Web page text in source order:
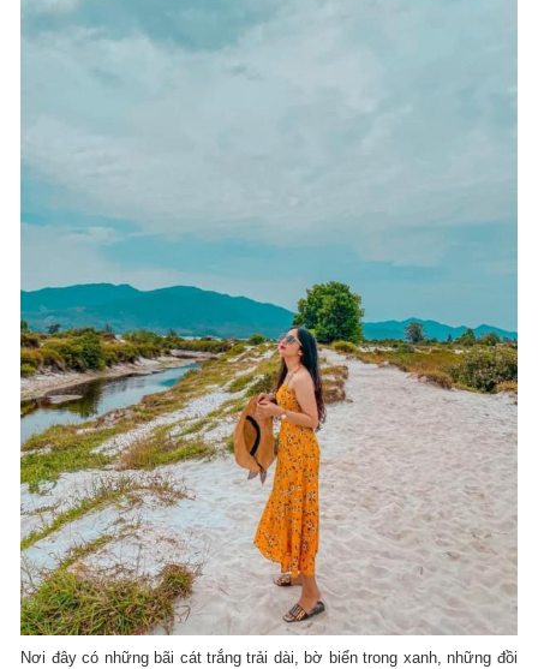
Nơi đây có những bãi cát trắng trải dài, bờ biển trong xanh, những đồi